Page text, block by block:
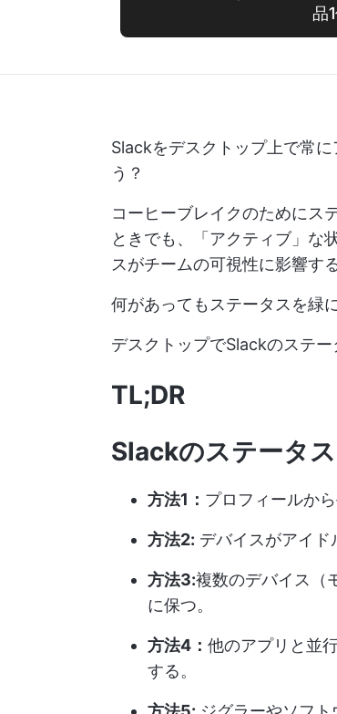
品
Slackをデスクトップ上で常
う？
コーヒーブレイクのためにス
ときでも、「アクティブ」な
スがチームの可視性に影響す
何があってもステータスを緑
デスクトップでSlackのステ
TL;DR
Slackのステータ
方法1： プロフィールか
方法2: デバイスがアイド
方法3:複数のデバイス（
に保つ。
方法4： 他のアプリと並
する。